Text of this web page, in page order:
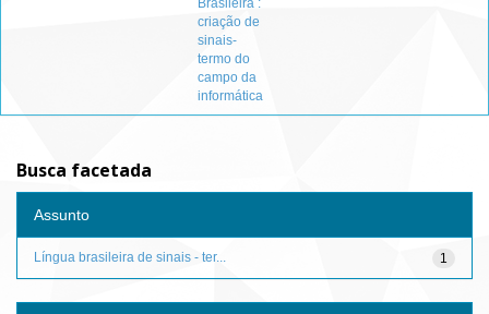
Brasileira :
criação de
sinais-
termo do
campo da
informática
Busca facetada
Assunto
1
Língua brasileira de sinais - ter...